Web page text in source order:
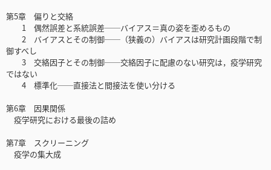
第5章 偏りと交絡
1 偶然誤差と系統誤差──バイアス＝真の姿を歪めるもの
2 バイアスとその制御──（狭義の）バイアスは研究計画段階で制
御すべし
3 交絡因子とその制御──交絡因子に配慮のない研究は，疫学研究
ではない
4 標準化──直接法と間接法を使い分ける
第6章 因果関係
疫学研究における最後の詰め
第7章 スクリーニング
疫学の集大成